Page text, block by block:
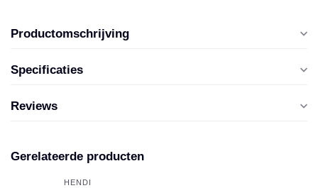
Productomschrijving
Specificaties
Reviews
Gerelateerde producten
HENDI